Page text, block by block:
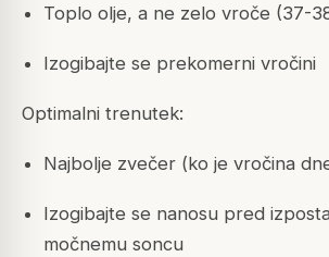
Toplo olje, a ne zelo vroče (37-
Izogibajte se prekomerni vročini
Optimalni trenutek:
Najbolje zvečer (ko je vročina
Izogibajte se nanosu pred
močnemu soncu